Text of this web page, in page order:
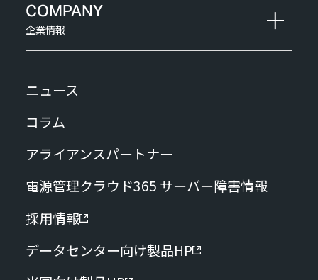
COMPANY
企業情報
ニュース
コラム
アライアンスパートナー
電源管理クラウド365 サーバー障害情報
採用情報
データセンター向け製品HP